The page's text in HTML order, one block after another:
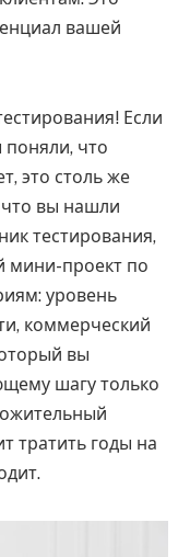
вашей
Если
что
это столь же
что вы нашли
тестирования,
мини-проект по
уровень
коммерческий
вы
шагу только
тратить годы на